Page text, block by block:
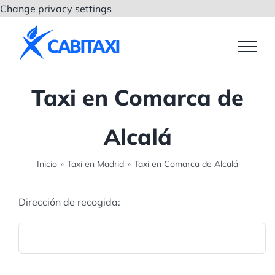
Change privacy settings
contenido
Taxi en Comarca de
Alcalá
Inicio » Taxi en Madrid » Taxi en Comarca de Alcalá
Dirección de recogida: